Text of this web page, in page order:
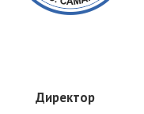
Директор